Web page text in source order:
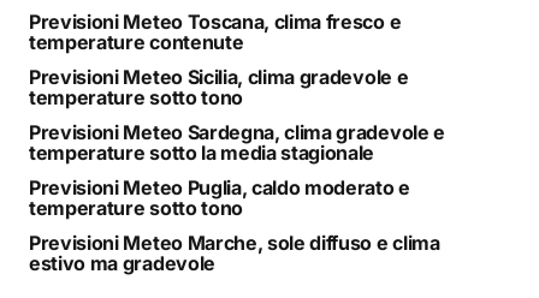
Previsioni Meteo Toscana, clima fresco e
temperature contenute
Previsioni Meteo Sicilia, clima gradevole e
temperature sotto tono
Previsioni Meteo Sardegna, clima gradevole e
temperature sotto la media stagionale
Previsioni Meteo Puglia, caldo moderato e
temperature sotto tono
Previsioni Meteo Marche, sole diffuso e clima
estivo ma gradevole